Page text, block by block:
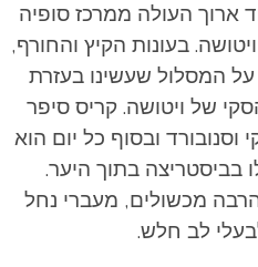
ארוך העולה ממרכז סופיה
בעונות הקיץ והחורף,
המסלול שעשינו בעזרת
של ויטושה. קריס סיפר
ובסוף כל יום הוא
בביסטריצה בתוך היער.
מכשולים, מעברי נחל
לב חלש.